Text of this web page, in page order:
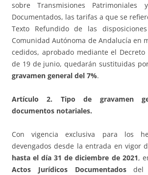
sobre Transmisiones Patrimoniales
Documentados, las tarifas a que se
Texto Refundido de las
Comunidad Autónoma de Andalucía en
cedidos, aprobado mediante el Decreto
de 19 de junio, quedarán sustituidas
gravamen general del 7%.
Artículo 2. Tipo de gravamen
documentos notariales.
Con vigencia exclusiva para los
devengados desde la entrada en vigor
hasta el día 31 de diciembre de 2021,
Actos Jurídicos Documentadosdel